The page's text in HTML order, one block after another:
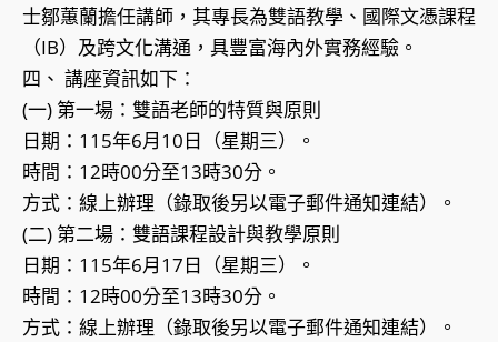
士鄒蕙蘭擔任講師，其專長為雙語教學、國際文憑課程
（IB）及跨文化溝通，具豐富海內外實務經驗。
四、 講座資訊如下：
(一) 第一場：雙語老師的特質與原則
日期：115年6月10日（星期三）。
時間：12時00分至13時30分。
方式：線上辦理（錄取後另以電子郵件通知連結）。
(二) 第二場：雙語課程設計與教學原則
日期：115年6月17日（星期三）。
時間：12時00分至13時30分。
方式：線上辦理（錄取後另以電子郵件通知連結）。